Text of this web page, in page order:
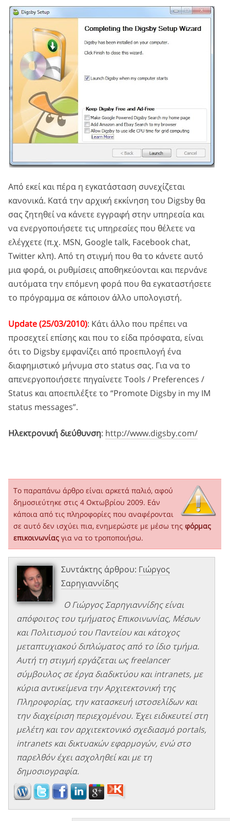
Από εκεί και πέρα η εγκατάσταση συνεχίζεται
κανονικά. Κατά την αρχική εκκίνηση του Digsby θα
σας ζητηθεί να κάνετε εγγραφή στην υπηρεσία και
να ενεργοποιήσετε τις υπηρεσίες που θέλετε να
ελέγχετε (π.χ. MSN, Google talk, Facebook chat,
Twitter κλπ). Από τη στιγμή που θα το κάνετε αυτό
μια φορά, οι ρυθμίσεις αποθηκεύονται και περνάνε
αυτόματα την επόμενη φορά που θα εγκαταστήσετε
το πρόγραμμα σε κάποιον άλλο υπολογιστή.
Update (25/03/2010): Κάτι άλλο που πρέπει να
προσεχτεί επίσης και που το είδα πρόσφατα, είναι
ότι το Digsby εμφανίζει από προεπιλογή ένα
διαφημιστικό μήνυμα στο status σας. Για να το
απενεργοποιήσετε πηγαίνετε Tools / Preferences /
Status και αποεπιλέξτε το “Promote Digsby in my IM
status messages”.
Ηλεκτρονική διεύθυνση: http://www.digsby.com/
Το παραπάνω άρθρο είναι αρκετά παλιό, αφού
δημοσιεύτηκε στις 4 Οκτωβρίου 2009. Εάν
κάποια από τις πληροφορίες που αναφέρονται
σε αυτό δεν ισχύει πια, ενημερώστε με μέσω της φόρμας
επικοινωνίας για να το τροποποιήσω.
Συντάκτης άρθρου: Γιώργος
Σαρηγιαννίδης
Ο Γιώργος Σαρηγιαννίδης είναι
απόφοιτος του τμήματος Επικοινωνίας, Μέσων
και Πολιτισμού του Παντείου και κάτοχος
μεταπτυχιακού διπλώματος από το ίδιο τμήμα.
Αυτή τη στιγμή εργάζεται ως freelancer
σύμβουλος σε έργα διαδικτύου και intranets, με
κύρια αντικείμενα την Αρχιτεκτονική της
Πληροφορίας, την κατασκευή ιστοσελίδων και
την διαχείριση περιεχομένου. Έχει ειδικευτεί στη
μελέτη και τον αρχιτεκτονικό σχεδιασμό portals,
intranets και δικτυακών εφαρμογών, ενώ στο
παρελθόν έχει ασχοληθεί και με τη
δημοσιογραφία.